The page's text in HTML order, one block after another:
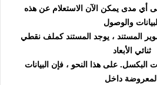
أي مدى يمكن الآن الاستعلام عن هذه
والوصول
المستند ، يوجد المستند كملف نقطي
ثنائي الأبعاد
على هذا النحو ، فإن البيانات
داخل